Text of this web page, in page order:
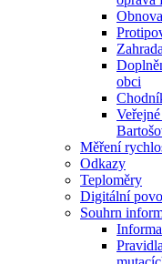
obci
Měření
Odkazy
Teploměry
Digitální
Souhrn